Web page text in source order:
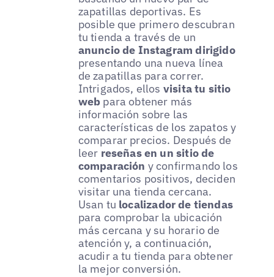
zapatillas deportivas. Es
posible que primero descubran
tu tienda a través de un
anuncio de Instagram dirigido
presentando una nueva línea
de zapatillas para correr.
Intrigados, ellos visita tu sitio
web para obtener más
información sobre las
características de los zapatos y
comparar precios. Después de
leer reseñas en un sitio de
comparación y confirmando los
comentarios positivos, deciden
visitar una tienda cercana.
Usan tu localizador de tiendas
para comprobar la ubicación
más cercana y su horario de
atención y, a continuación,
acudir a tu tienda para obtener
la mejor conversión.